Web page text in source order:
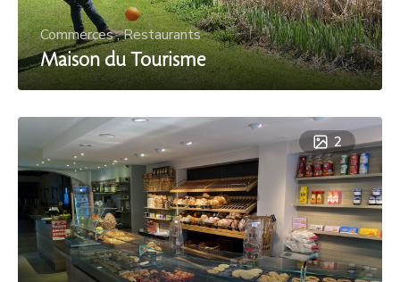
Commerces,Restaurants
Maison du Tourisme
2